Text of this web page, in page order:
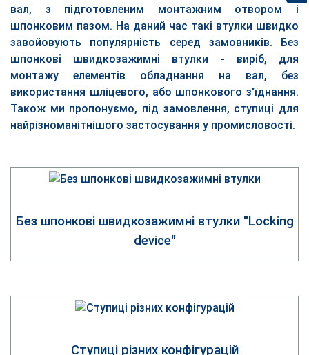
вал, з підготовленим монтажним отвором і
шпонковим пазом. На даний час такі втулки швидко
завойовують популярність серед замовників. Без
шпонкові швидкозажимні втулки - виріб, для
монтажу елементів обладнання на вал, без
використання шліцевого, або шпонкового з'їднання.
Також ми пропонуємо, під замовлення, ступиці для
найрізноманітнішого застосування у промисловості.
Без шпонкові швидкозажимні втулки "Locking
device"
Ступиці різних конфігурацій